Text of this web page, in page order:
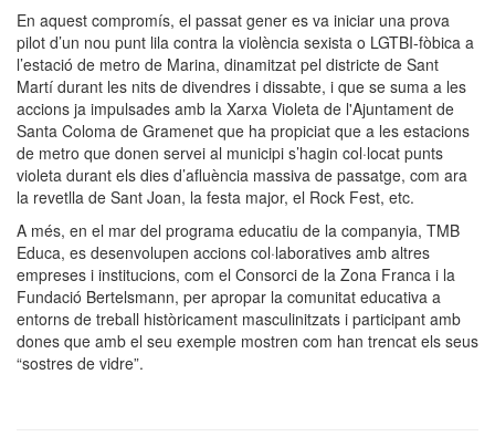
En aquest compromís, el passat gener es va iniciar una prova
pilot d’un nou punt lila contra la violència sexista o LGTBI-fòbica a
l’estació de metro de Marina, dinamitzat pel districte de Sant
Martí durant les nits de divendres i dissabte, i que se suma a les
accions ja impulsades amb la Xarxa Violeta de l'Ajuntament de
Santa Coloma de Gramenet que ha propiciat que a les estacions
de metro que donen servei al municipi s’hagin col·locat punts
violeta durant els dies d’afluència massiva de passatge, com ara
la revetlla de Sant Joan, la festa major, el Rock Fest, etc.
A més, en el mar del programa educatiu de la companyia, TMB
Educa, es desenvolupen accions col·laboratives amb altres
empreses i institucions, com el Consorci de la Zona Franca i la
Fundació Bertelsmann, per apropar la comunitat educativa a
entorns de treball històricament masculinitzats i participant amb
dones que amb el seu exemple mostren com han trencat els seus
“sostres de vidre”.